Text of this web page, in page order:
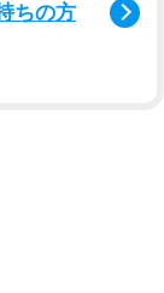
ちの方